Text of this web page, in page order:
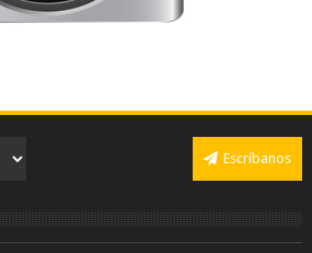
Escríbanos